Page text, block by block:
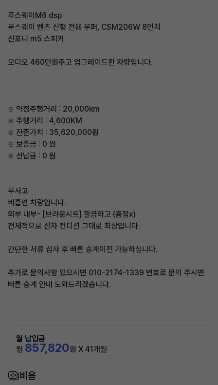
무스웨이M6 dsp
무스웨이 벤츠 신형 전용 우퍼, CSM206W 8인치
신포니 m5 스피커
오디오 460만원주고 업그레이드한 차량입니다.
⊙ 약정주행거리 : 20,000km
⊙ 주행거리 : 4,600KM
⊙ 잔존가치 : 35,620,000원
⊙ 보증금 : 0 원
⊙ 선납금 : 0 원
무사고
비흡연 차량입니다.
외부 내부- [브라운시트] 깔끔하고 (흠집x)
전체적으로 신차 컨디션 그대로 최상입니다.
간단한 서류 심사 후 빠른 승계이전 가능하십니다.
추가로 문의사항 있으시면 010-2174-1339 번호로 문의 주시면
빠른 승계 안내 도와드리겠습니다.
월 납입금
월 857,820원 X 41개월
비용